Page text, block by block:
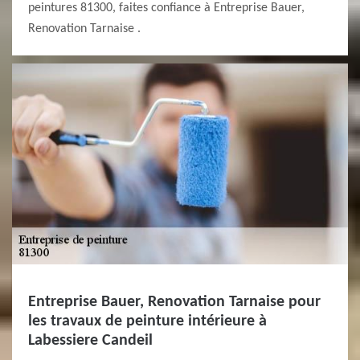
peintures 81300, faites confiance à Entreprise Bauer,
Renovation Tarnaise .
Entreprise Bauer, Renovation Tarnaise pour
les travaux de peinture intérieure à
Labessiere Candeil